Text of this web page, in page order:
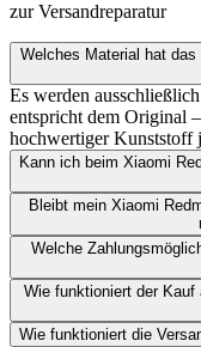
zur Versandreparatur
Welches Material hat
Es werden
entspricht dem Original
hochwertiger Kunststoff
Kann ich beim Xiaomi
Bleibt mein Xiaomi
Welche
Wie funktioniert der Kauf
Wie funktioniert die